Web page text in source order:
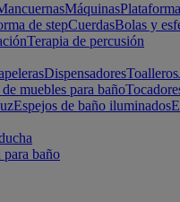
Máquinas
de stepCuerdasBolas y
Terapia de percusión
DispensadoresToalleros
muebles para baño
Espejos de baño iluminados
para baño